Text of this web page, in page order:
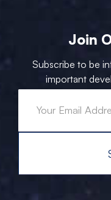
Join
Subscribe to be
important